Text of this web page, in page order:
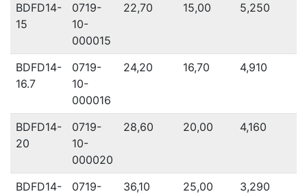
BDFD14-
15
0719-
10-
000015
22,70 15,00 5,250
BDFD14-
16.7
0719-
10-
000016
24,20 16,70 4,910
BDFD14-
20
0719-
10-
000020
28,60 20,00 4,160
BDFD14-
0719-
36,10 25,00 3,290